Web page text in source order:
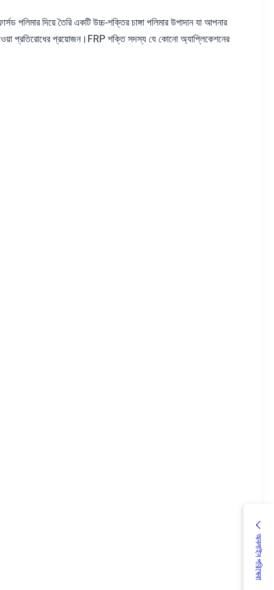
অনলাইন পরিষেবা
দিয়ে তৈরি একটি উচ্চ-শক্তির চাঙ্গা পলিমার উপাদান যা আপনার
প্রতিরোধের প্রয়োজন।FRP শক্তি সদস্য যে কোনো অ্যাপ্লিকেশনের